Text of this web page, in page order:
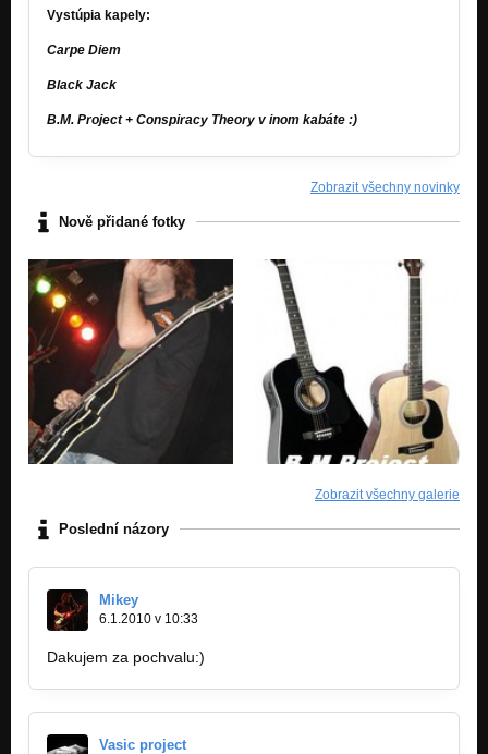
Vystúpia kapely:
Carpe Diem
Black Jack
B.M. Project + Conspiracy Theory v inom kabáte :)
Zobrazit všechny novinky
Nově přidané fotky
Zobrazit všechny galerie
Poslední názory
Mikey
6.1.2010 v 10:33
Dakujem za pochvalu:)
Vasic project